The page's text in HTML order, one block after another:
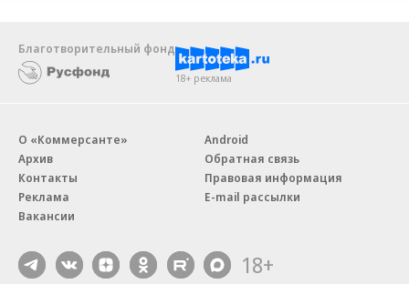
Благотворительный фонд
18+ реклама
О «Коммерсанте»
Архив
Контакты
Реклама
Вакансии
Android
Обратная связь
Правовая информация
E-mail рассылки
18+